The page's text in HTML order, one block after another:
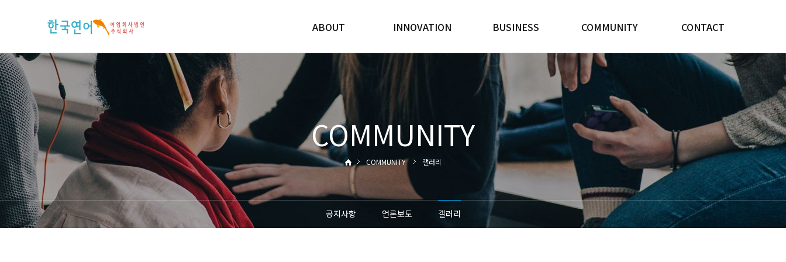
ABOUT
회사소개
INNOVATION
지속가능사업
BUSINESS
육상양식어업
해상양식어업
신기술개발
COMMUNITY
언론보도
갤러리
CONTACT
강릉사업장
COMMUNITY
COMMUNITY 갤러리
공지사항 언론보도 갤러리